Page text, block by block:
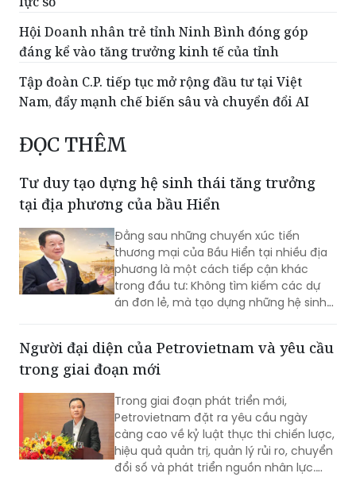
Hội Doanh nhân trẻ tỉnh Ninh Bình đóng góp
đáng kể vào tăng trưởng kinh tế của tỉnh
Tập đoàn C.P. tiếp tục mở rộng đầu tư tại Việt
Nam, đẩy mạnh chế biến sâu và chuyển đổi AI
ĐỌC THÊM
Tư duy tạo dựng hệ sinh thái tăng trưởng
tại địa phương của bầu Hiển
Đằng sau những chuyến xúc tiến
thương mại của Bầu Hiển tại nhiều địa
phương là một cách tiếp cận khác
trong đầu tư: Không tìm kiếm các dự
án đơn lẻ, mà tạo dựng những hệ sinh
Người đại diện của Petrovietnam và yêu cầu
trong giai đoạn mới
Trong giai đoạn phát triển mới,
Petrovietnam đặt ra yêu cầu ngày
càng cao về kỷ luật thực thi chiến lược,
hiệu quả quản trị, quản lý rủi ro, chuyển
đổi số và phát triển nguồn nhân lực.